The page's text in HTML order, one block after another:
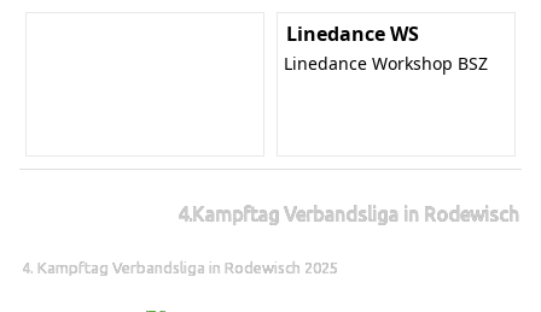
Linedance WS
Linedance Workshop BSZ
4.Kampftag Verbandsliga in Rodewisch
4. Kampftag Verbandsliga in Rodewisch 2025